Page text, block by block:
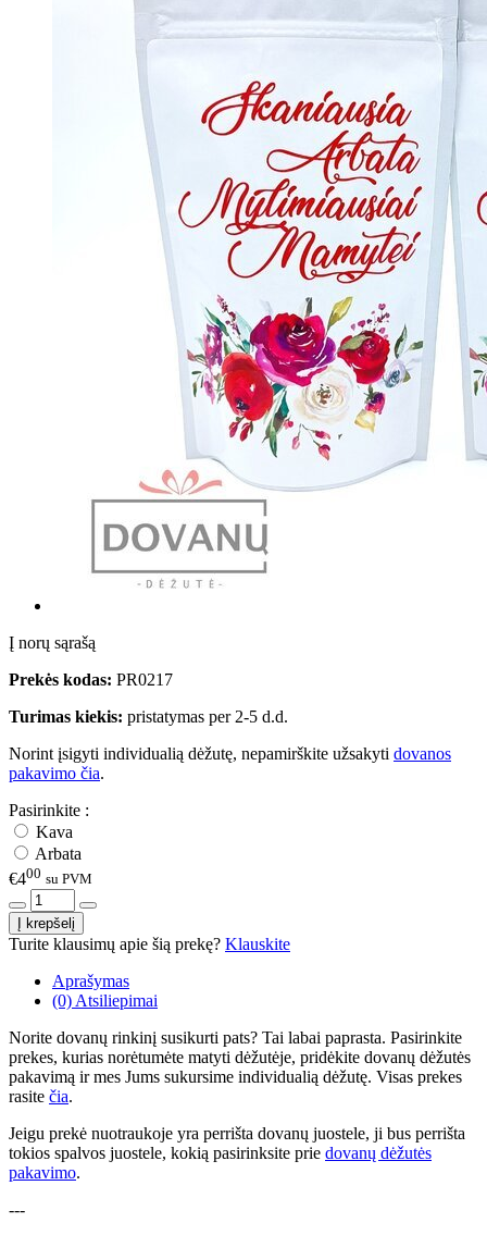
Į norų sąrašą
Prekės kodas: PR0217
Turimas kiekis: pristatymas per 2-5 d.d.
Norint įsigyti individualią dėžutę, nepamirškite užsakyti dovanos
pakavimo čia.
Pasirinkite :
Kava
Arbata
€400 su PVM
Turite klausimų apie šią prekę? Klauskite
Aprašymas
(0) Atsiliepimai
Norite dovanų rinkinį susikurti pats? Tai labai paprasta. Pasirinkite
prekes, kurias norėtumėte matyti dėžutėje, pridėkite dovanų dėžutės
pakavimą ir mes Jums sukursime individualią dėžutę. Visas prekes
rasite čia.
Jeigu prekė nuotraukoje yra perrišta dovanų juostele, ji bus perrišta
tokios spalvos juostele, kokią pasirinksite prie dovanų dėžutės
pakavimo.
---